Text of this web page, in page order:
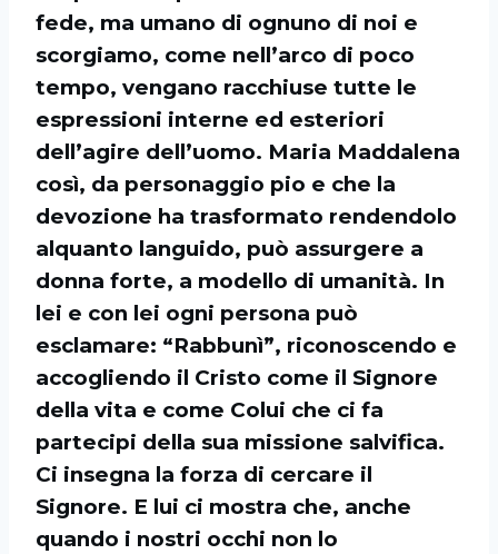
fede, ma umano di ognuno di noi e
scorgiamo, come nell’arco di poco
tempo, vengano racchiuse tutte le
espressioni interne ed esteriori
dell’agire dell’uomo. Maria Maddalena
così, da personaggio pio e che la
devozione ha trasformato rendendolo
alquanto languido, può assurgere a
donna forte, a modello di umanità. In
lei e con lei ogni persona può
esclamare: “Rabbunì”, riconoscendo e
accogliendo il Cristo come il Signore
della vita e come Colui che ci fa
partecipi della sua missione salvifica.
Ci insegna la forza di cercare il
Signore. E lui ci mostra che, anche
quando i nostri occhi non lo